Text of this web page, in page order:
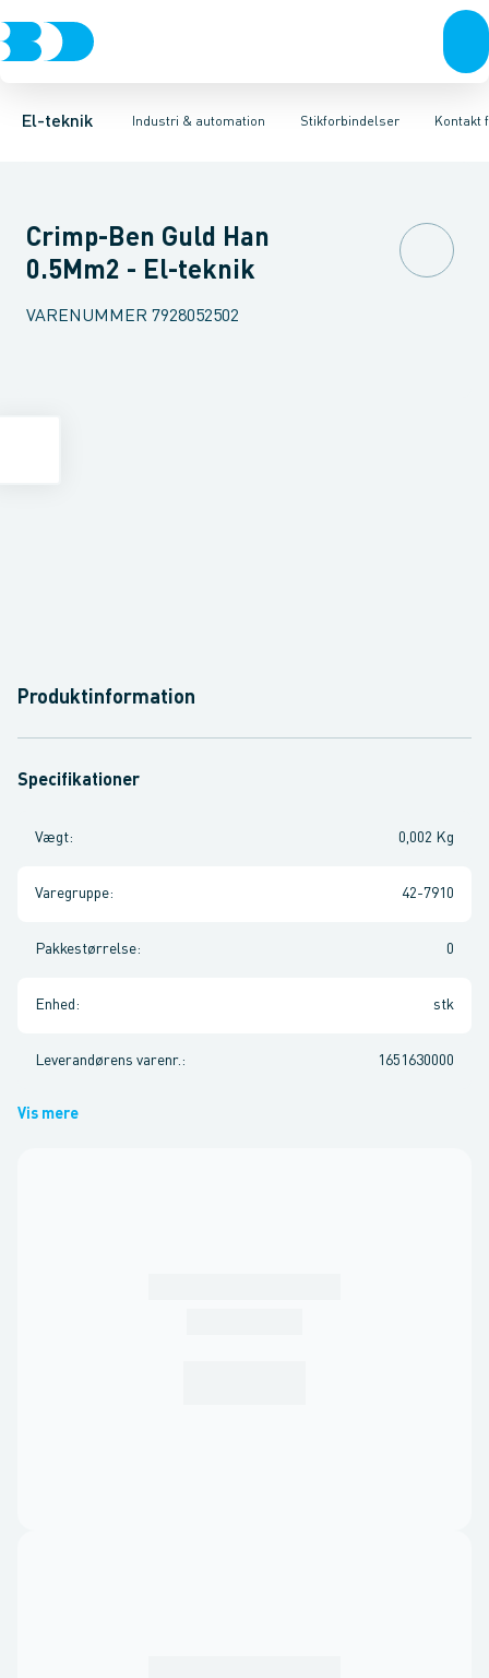
El-teknik Industri & automation
Afbrydere, stikkontakter & lampeudtagForgreningsmateriel
Stikforbindelser
Industristiksystemer Frekvensomformere og softstartereKontakt
Kapsling for industristikTilbehør til industrielle konnektorer
Crimp-Ben Guld Han
0.5Mm2 - El-teknik
VARENUMMER 7928052502
Produktinformation
Specifikationer
Vægt: 0,002 Kg
Varegruppe: 42-7910
Pakkestørrelse: 0
Enhed : stk
Leverandørens varenr. : 1651630000
Vis mere